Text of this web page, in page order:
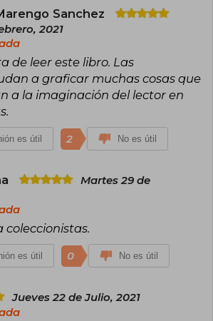
madre y la crianza en solitario de su hija,
publicar en 1997 tras varios rechazos
La saga de Harry Potter, con más de
de ejemplares vendidos y
a múltiples idiomas, es su obra más
Robert Galbraith, mostrando su
como autora.
J.K. Rowling volvió a escribir para niños
cuento de hadas El ickabog, que primero
más tarde donó todos los
de autor del libro para ayudar a los
vulnerables más afectados por la
de Covid-19. J.K. Rowling confiesa
quiso ser escritora. Vive en Escocia
familia.
Sanchez
2021
de leer este libro. Las
a graficar muchas cosas que
a la imaginación del lector en
es útil 2 No es útil
Martes 29 de
coleccionistas.
es útil 0 No es útil
Jueves 22 de Julio, 2021